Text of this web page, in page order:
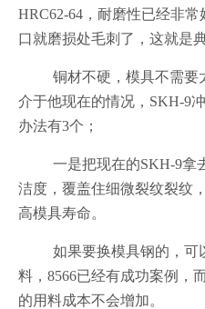
HRC62-64，耐磨性已经非
口就磨损处毛刺了，这就是
铜材不硬，模具不需要
介于他现在的情况，SKH-9
办法有3个；
一是把现在的SKH-9拿
洁度，覆盖住细微裂纹裂纹
高模具寿命。
如果要换模具钢的，可
料，8566已经有成功案例，
的用料成本不会增加。